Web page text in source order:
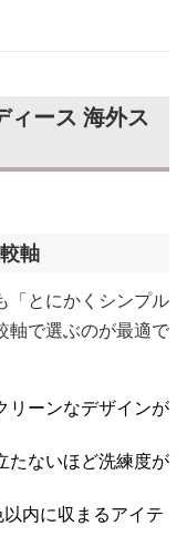
ィース 海外ス
軸
「とにかくシンプル
軸で選ぶのが最適で
リーンなデザインが
たないほど洗練度が
内に収まるアイテ